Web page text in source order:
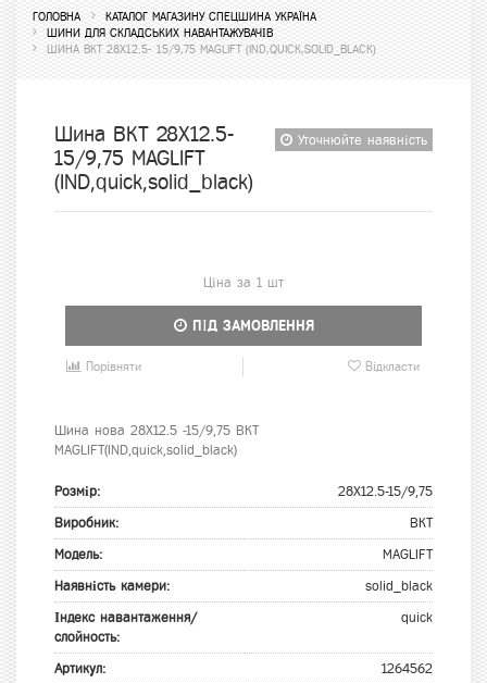
ГОЛОВНА
КАТАЛОГ МАГАЗИНУ СПЕЦШИНА УКРАЇНА
ШИНИ ДЛЯ СКЛАДСЬКИХ НАВАНТАЖУВАЧІВ
ШИНА BKT 28X12.5- 15/9,75 MAGLIFT (IND,QUICK,SOLID_BLACK)
Уточнюйте наявність
Шина BKT 28X12.5-
15/9,75 MAGLIFT
(IND,quick,solid_black)
Ціна за 1 шт
ПІД ЗАМОВЛЕННЯ
Порівняти Відкласти
Шина нова 28X12.5 -15/9,75 BKT
MAGLIFT(IND,quick,solid_black)
Розмір: 28X12.5-15/9,75
Виробник: BKT
Модель: MAGLIFT
Наявність камери: solid_black
Індекс навантаження/
слойность:
quick
Артикул: 1264562